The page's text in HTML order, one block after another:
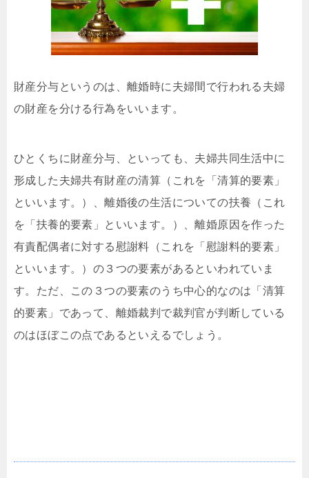
財産分与というのは、離婚時に夫婦間で行われる夫婦
の財産を分ける行為をいいます。
ひとくちに財産分与、といっても、夫婦共同生活中に
形成した夫婦共有財産の清算（これを「清算的要素」
といいます。）、離婚後の生活についての扶養（これ
を「扶養的要素」といいます。）、離婚原因を作った
有責配偶者に対する慰謝料（これを「慰謝料的要素」
といいます。）の３つの要素があるといわれていま
す。ただ、この３つの要素のうち中心的なのは「清算
的要素」であって、離婚裁判で裁判官が判断している
のはほぼこの点であるといえるでしょう。